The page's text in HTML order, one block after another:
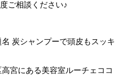
ご相談ください♪
名 炭シャンプーで頭皮もスッキ
宮にある美容室ルーチェココ